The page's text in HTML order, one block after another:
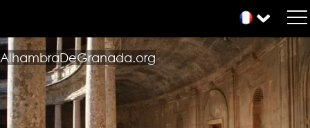
AlhambraDeGranada.org